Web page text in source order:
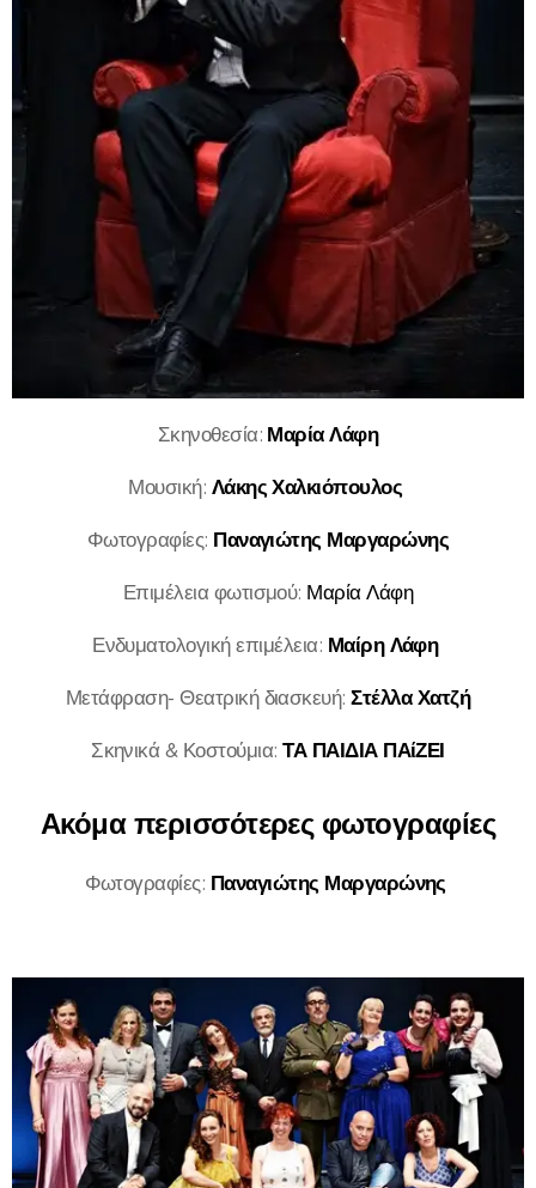
Σκηνοθεσία: Μαρία Λάφη
Μουσική: Λάκης Χαλκιόπουλος
Φωτογραφίες: Παναγιώτης Μαργαρώνης
Επιμέλεια φωτισμού: Μαρία Λάφη
Ενδυματολογική επιμέλεια: Μαίρη Λάφη
Μετάφραση- Θεατρική διασκευή:Στέλλα Χατζή
Σκηνικά & Κοστούμια:ΤΑ ΠΑΙΔΙΑ ΠΑίΖΕΙ
Ακόμα περισσότερες φωτογραφίες
Φωτογραφίες: Παναγιώτης Μαργαρώνης